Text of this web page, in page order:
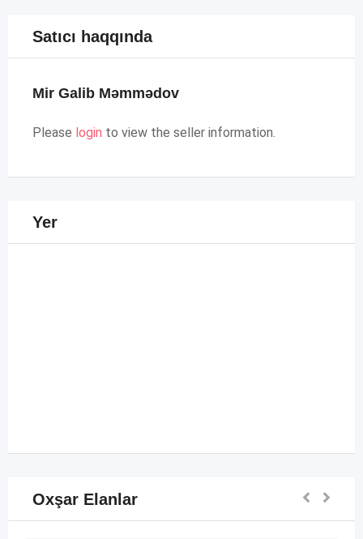
Satıcı haqqında
Mir Galib Məmmədov
Please login to view the seller information.
Yer
Oxşar Elanlar